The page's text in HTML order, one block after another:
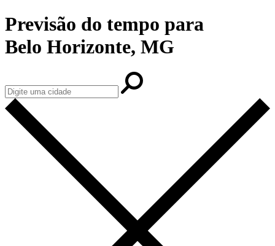
Previsão do tempo para
Belo Horizonte, MG